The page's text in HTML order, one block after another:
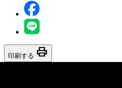
印刷する print